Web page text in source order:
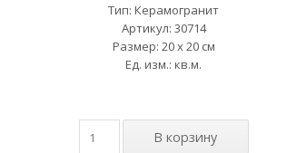
Тип: Керамогранит
Артикул: 30714
Размер: 20 x 20 см
Ед. изм.: кв.м.